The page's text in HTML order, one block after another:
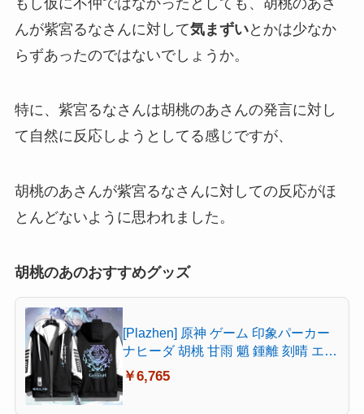
んが紫宮るなさんに対して気まずいとかは少なか
らずあったのではないでしょうか。
特に、紫宮るなさんは胡桃のあさんの発言に対し
て 自然に反応しようとしてる感じですが、
胡桃のあさんが紫宮るなさんに対しての反応がほ
とんどないように思われました。
胡桃のあのおすすめグッズ
[Plazhen] 原神 ゲーム 印象パーカー
ナヒーダ 胡桃 甘雨 魈 鍾離 刻晴 エウ
ルア セノ 楓原万葉 スカラマシュ 放
浪者 宵宮 神里綾華 雷電将軍 原神 グ
ッズ アニメ パーカー 男女兼用 (エウ
￥6,765